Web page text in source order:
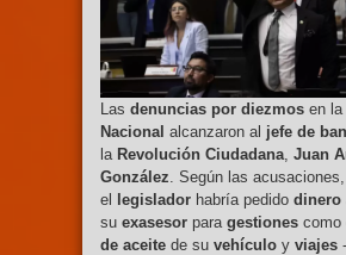
Las denuncias por diezmos en la
Nacional alcanzaron al jefe de
la Revolución Ciudadana Juan
González . Según las acusaciones,
el
legislador habría pedido dinero
su exasesor para gestiones como
de aceite de su vehículo y viajes -